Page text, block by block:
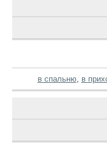
в спальню, в